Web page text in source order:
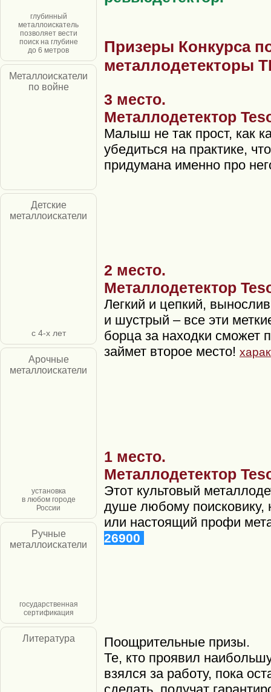
глубинный
металлоискатель
позволяет вести
поиск на глубине
до 6 метров
Металлоискатели
по войне
Детские
металлоискатели
с 4-х лет
Арочные
металлоискатели
установка
в любом городе
России
Ручные
металлоискатели
государственная
сертификация
Литература
Призеры Конкурса
металлодетекторы
3 место.
Металлодетектор
Малыш не так прост, как
убедиться на практике,
придумана именно про
2 место.
Металлодетектор
Легкий и цепкий,
и шустрый – все эти
борца за находки сможет
займет второе место!
1 место.
Металлодетектор
Этот культовый
душе любому поисковику,
или настоящий профи
26900
Поощрительные призы.
Те, кто проявил
взялся за работу, пока